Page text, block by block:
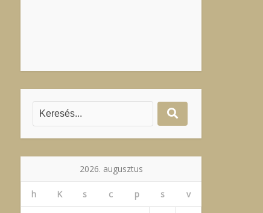
2026. augusztus
h K s c p s v